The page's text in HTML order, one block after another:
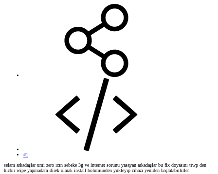
#1
selam arkadaşlar umi zero ıcın sebeke 3g ve internet sorunu yasayan arkadaşlar bu fix doyasını trwp den
hıcbır wipe yapmadam direk olarak install bolumunden yukleyıp cıhazı yenıden başlatabıılırler